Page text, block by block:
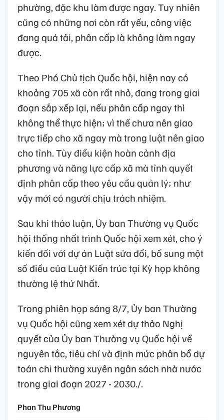
phường, đặc khu làm được ngay. Tuy nhiên
cũng có những nơi còn rất yếu, công việc
đang quá tải, phân cấp là không làm ngay
được.
Theo Phó Chủ tịch Quốc hội, hiện nay có
khoảng 705 xã còn rất nhỏ, đang trong giai
đoạn sắp xếp lại, nếu phân cấp ngay thì
không thể thực hiện; vì thế chưa nên giao
trực tiếp cho xã ngay mà trong luật nên giao
cho tỉnh. Tùy điều kiện hoàn cảnh địa
phương và năng lực cấp xã mà tỉnh quyết
định phân cấp theo yêu cầu quản lý; như
vậy mới có người chịu trách nhiệm.
Sau khi thảo luận, Ủy ban Thường vụ Quốc
hội thống nhất trình Quốc hội xem xét, cho ý
kiến đối với dự án Luật sửa đổi, bổ sung một
số điều của Luật Kiến trúc tại Kỳ họp không
thường lệ thứ Nhất.
Trong phiên họp sáng 8/7, Ủy ban Thường
vụ Quốc hội cũng xem xét dự thảo Nghị
quyết của Ủy ban Thường vụ Quốc hội về
nguyên tắc, tiêu chí và định mức phân bổ dự
toán chi thường xuyên ngân sách nhà nước
trong giai đoạn 2027 - 2030./.
Phan Thu Phương